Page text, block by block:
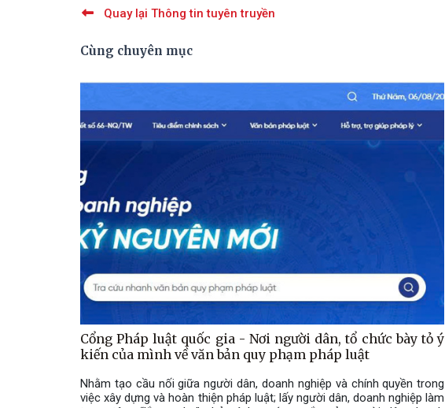
Quay lại Thông tin tuyên truyền
Cùng chuyên mục
Cổng Pháp luật quốc gia - Nơi người dân, tổ chức bày tỏ ý
kiến của mình về văn bản quy phạm pháp luật
Nhằm tạo cầu nối giữa người dân, doanh nghiệp và chính quyền trong
việc xây dựng và hoàn thiện pháp luật; lấy người dân, doanh nghiệp làm